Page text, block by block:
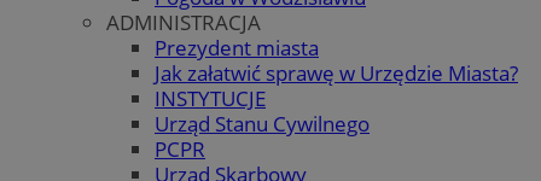
ADMINISTRACJA
Prezydent miasta
Jak załatwić sprawę w Urzędzie Miasta?
INSTYTUCJE
Urząd Stanu Cywilnego
PCPR
Urząd Skarbowy